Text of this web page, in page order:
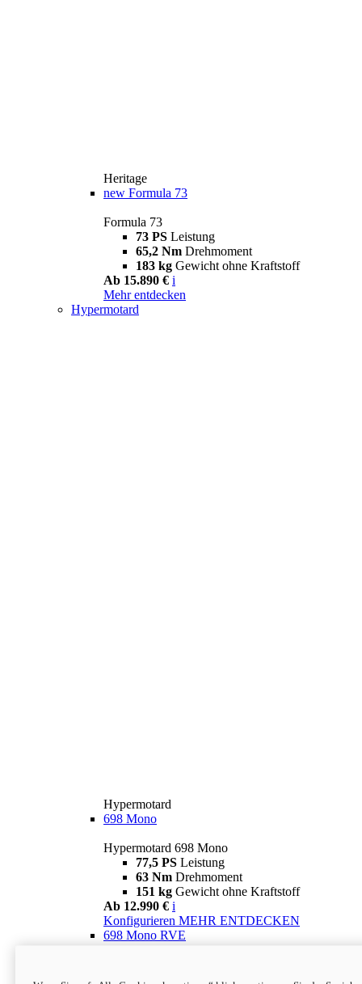
Heritage
new Formula 73
Formula 73
73 PS Leistung
65,2 Nm Drehmoment
183 kg Gewicht ohne Kraftstoff
Ab 15.890 € i
Mehr entdecken
Hypermotard
Hypermotard
698 Mono
Hypermotard 698 Mono
77,5 PS Leistung
63 Nm Drehmoment
151 kg Gewicht ohne Kraftstoff
Ab 12.990 € i
Konfigurieren MEHR ENTDECKEN
698 Mono RVE
77,5 PS
Leistung